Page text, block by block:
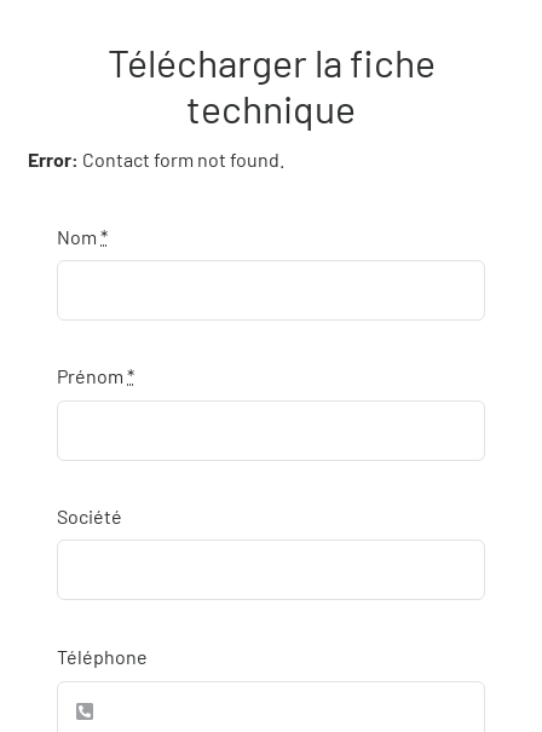
Télécharger la fiche
technique
Error: Contact form not found.
Nom*
Prénom*
Société
Téléphone